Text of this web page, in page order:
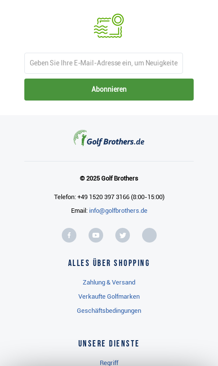
Abonnieren
© 2025 Golf Brothers
Telefon: +49 1520 397 3166 (8:00-15:00)
Email: info@golfbrothers.de
Alles über Shopping
Zahlung & Versand
Verkaufte Golfmarken
Geschäftsbedingungen
Unsere Dienste
Regriff